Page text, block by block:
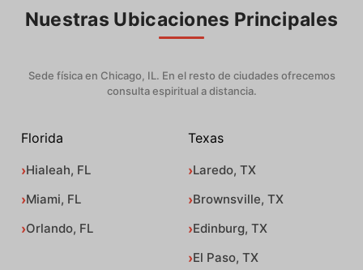
Nuestras Ubicaciones Principales
Sede física en Chicago, IL. En el resto de ciudades ofrecemos
consulta espiritual a distancia.
Florida
Hialeah, FL
Miami, FL
Orlando, FL
Texas
Laredo, TX
Brownsville, TX
Edinburg, TX
El Paso, TX